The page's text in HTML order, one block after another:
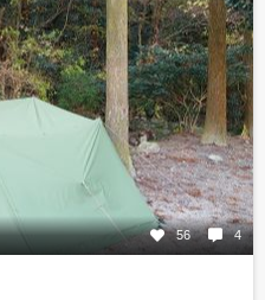
56 4